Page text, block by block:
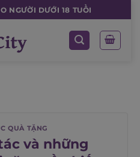
NGƯỜI DƯỚI 18 TUỔI
QUÀ TẶNG
và những